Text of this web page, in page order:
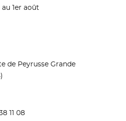
1er août
de Peyrusse Grande
11 08